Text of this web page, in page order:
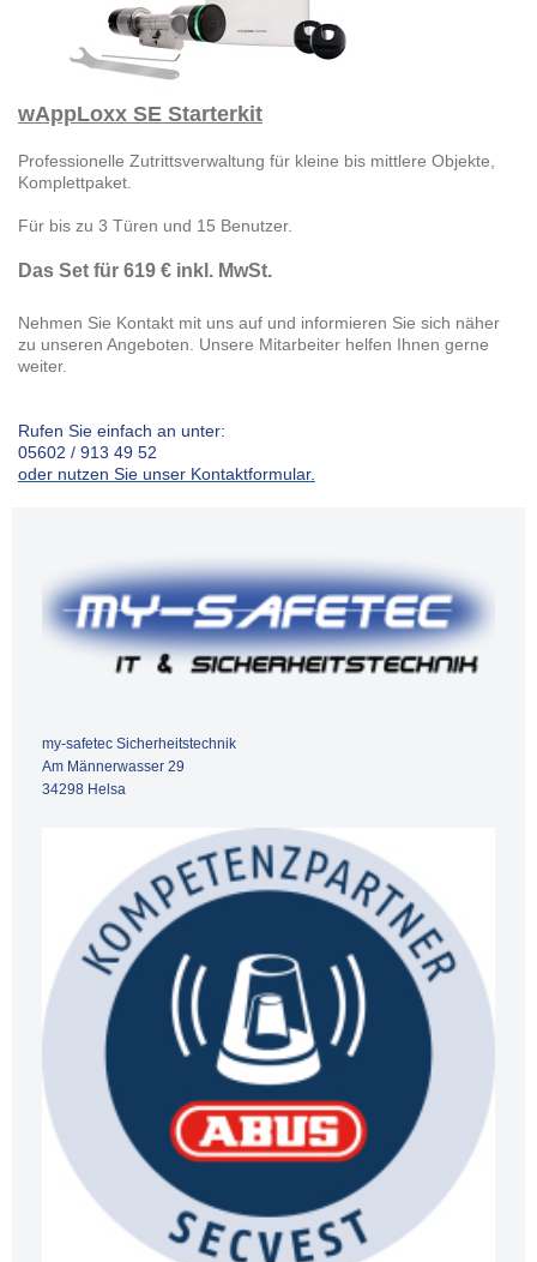
wAppLoxx SE Starterkit
Professionelle Zutrittsverwaltung für kleine bis mittlere Objekte,
Komplettpaket.
Für bis zu 3 Türen und 15 Benutzer.
Das Set für 619 € inkl. MwSt.
Nehmen Sie Kontakt mit uns auf und informieren Sie sich näher
zu unseren Angeboten. Unsere Mitarbeiter helfen Ihnen gerne
weiter.
Rufen Sie einfach an unter:
05602 / 913 49 52
oder nutzen Sie unser Kontaktformular.
my-safetec Sicherheitstechnik
Am Männerwasser 29
34298 Helsa